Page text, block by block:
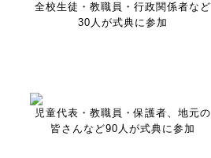
全校生徒・教職員・行政関係者など
30人が式典に参加
児童代表・教職員・保護者、地元の
皆さんなど90人が式典に参加